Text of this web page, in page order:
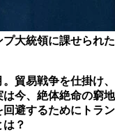
大統領に課せられた
貿易戦争を仕掛け、
今、絶体絶命の窮地
避するためにトラン
？